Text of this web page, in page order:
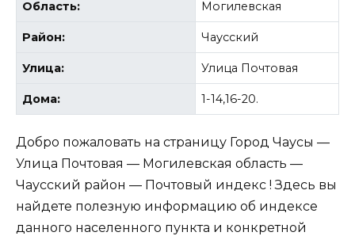
Область: Могилевская
Район: Чаусский
Улица: Улица Почтовая
Дома: 1-14,16-20.
Добро пожаловать на страницу Город Чаусы —
Улица Почтовая — Могилевская область —
Чаусский район — Почтовый индекс ! Здесь вы
найдете полезную информацию об индексе
данного населенного пункта и конкретной